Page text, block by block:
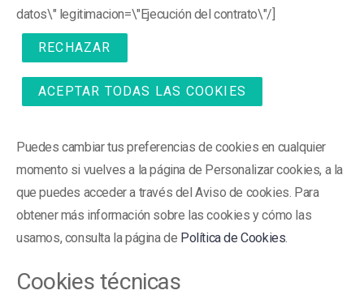
datos\" legitimacion=\"Ejecución del contrato\"/]
RECHAZAR
ACEPTAR TODAS LAS COOKIES
Puedes cambiar tus preferencias de cookies en cualquier
momento si vuelves a la página de Personalizar cookies, a la
que puedes acceder a través del Aviso de cookies. Para
obtener más información sobre las cookies y cómo las
usamos, consulta la página de Política de Cookies.
Cookies técnicas